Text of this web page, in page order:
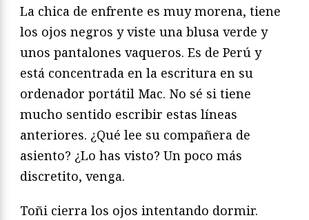
La chica de enfrente es muy morena, tiene
los ojos negros y viste una blusa verde y
unos pantalones vaqueros. Es de Perú y
está concentrada en la escritura en su
ordenador portátil Mac. No sé si tiene
mucho sentido escribir estas líneas
anteriores. ¿Qué lee su compañera de
asiento? ¿Lo has visto? Un poco más
discretito, venga.
Toñi cierra los ojos intentando dormir.